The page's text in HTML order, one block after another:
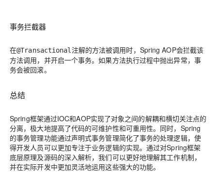
事务拦截器
在@Transactional 注解的方法被调用时，Spring AOP会拦截该
方法调用，并开启一个事务。如果方法执行过程中抛出异常，事
务会被回滚。
总结
Spring框架通过IOC和AOP实现了对象之间的解耦和横切关注点的
分离，极大地提高了代码的可维护性和可重用性。同时，Spring
的事务管理功能通过声明式事务管理简化了事务的处理逻辑，使
得开发人员可以更加专注于业务逻辑的实现。通过对Spring框架
底层原理及源码的深入解析，我们可以更好地理解其工作机制，
并在实际开发中更加灵活地运用这些强大的功能。